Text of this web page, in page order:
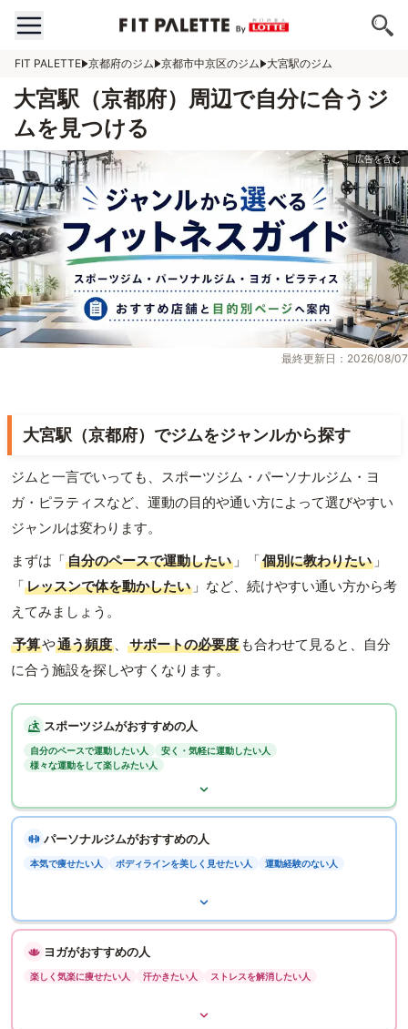
FIT PALETTE 京都府のジム 京都市中京区のジム 大宮駅のジム
大宮駅（京都府）周辺で自分に合うジ
ムを見つける
最終更新日：2026/08/07
大宮駅（京都府）でジムをジャンルから探す
ジムと一言でいっても、スポーツジム・パーソナルジム・ヨ
ガ・ピラティスなど、運動の目的や通い方によって選びやすい
ジャンルは変わります。
まずは「自分のペースで運動したい 」「個別に教わりたい 」
「レッスンで体を動かしたい 」など、続けやすい通い方から考
えてみましょう。
予算や通う頻度 、 サポートの必要度 も合わせて見ると、自分
に合う施設を探しやすくなります。
スポーツジムがおすすめの人
自分のペースで運動したい人
安く・気軽に運動したい人
様々な運動をして楽しみたい人
パーソナルジムがおすすめの人
本気で痩せたい人 ボディラインを美しく見せたい人 運動経験のない人
ヨガがおすすめの人
楽しく気楽に痩せたい人 汗かきたい人 ストレスを解消したい人